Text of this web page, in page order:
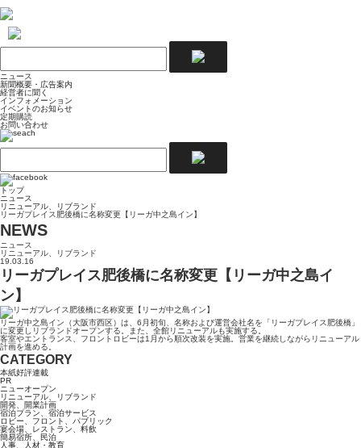
ニュース
新聞概要・広告案内
経営者に聞く
インフォメーション
イベントのお知らせ
定期購読
お問い合わせ
トップ
ニュース
リニューアル、リブランド
リーガプレイス肥後橋に名称変更【リーガ中之島イン】
NEWS
ニュース
リニューアル、リブランド
19.03.16
リーガプレイス肥後橋に名称変更【リーガ中之島イ
ン】
リーガ中之島イン（大阪市西区）は、6月初旬、名称および運営会社名を「リーガプレイス肥後橋」
に変更しリブランドオープンする。また、全館リニューアルも実施する。
客室やエントランス、フロントロビーは1月から順次改装を実施。営業を継続しながらリニューアル
計画を進める。
CATEGORY
本紙好評連載
PR
ニューオープン
リニューアル、リブランド
開発、開業計画
宿泊プラン、宿泊サービス
ロビー、フロント、パブリック
宴会場、レストラン、料飲
簡易宿所、民泊
人事、人材・教育